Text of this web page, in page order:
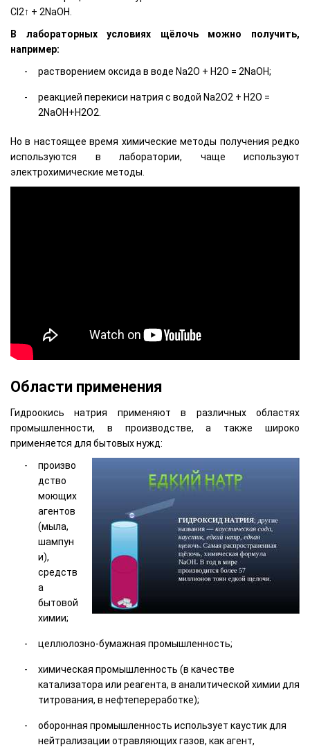
Cl2↑ + 2NaOH.
В лабораторных условиях щёлочь можно получить,
например:
растворением оксида в воде Na2O + H2O = 2NaOH;
реакцией перекиси натрия с водой Na2O2 + H2O =
2NaOH+Н2О2.
Но в настоящее время химические методы получения редко
используются в лаборатории, чаще используют
электрохимические методы.
Области применения
Гидроокись натрия применяют в различных областях
промышленности, в производстве, а также широко
применяется для бытовых нужд:
произво
дство
моющих
агентов
(мыла,
шампун
и),
средств
а
бытовой
химии;
целлюлозно-бумажная промышленность;
химическая промышленность (в качестве
катализатора или реагента, в аналитической химии для
титрования, в нефтепереработке);
оборонная промышленность использует каустик для
нейтрализации отравляющих газов, как агент,